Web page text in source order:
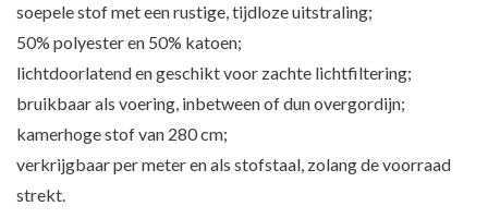
soepele stof met een rustige, tijdloze uitstraling;
50% polyester en 50% katoen;
lichtdoorlatend en geschikt voor zachte lichtfiltering;
bruikbaar als voering, inbetween of dun overgordijn;
kamerhoge stof van 280 cm;
verkrijgbaar per meter en als stofstaal, zolang de voorraad
strekt.